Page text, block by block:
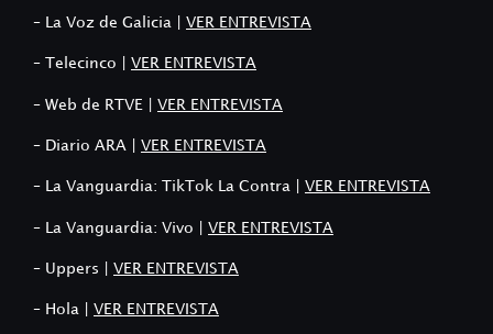
– La Voz de Galicia | VER ENTREVISTA
– Telecinco | VER ENTREVISTA
– Web de RTVE | VER ENTREVISTA
– Diario ARA | VER ENTREVISTA
– La Vanguardia: TikTok La Contra | VER ENTREVISTA
– La Vanguardia: Vivo | VER ENTREVISTA
– Uppers | VER ENTREVISTA
– Hola | VER ENTREVISTA